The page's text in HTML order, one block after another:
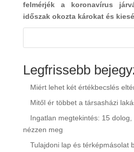
felmérjék a koronavírus
időszak okozta károkat és
Legfrissebb
Miért lehet két értékbecslés
Mitől ér többet a társasházi
Ingatlan megtekintés: 15
nézzen meg
Tulajdoni lap és térképmásolat